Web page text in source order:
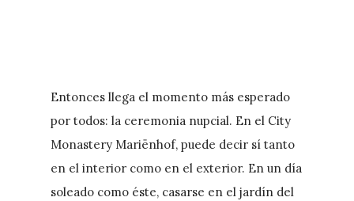
Entonces llega el momento más esperado
por todos: la ceremonia nupcial. En el City
Monastery Mariënhof, puede decir sí tanto
en el interior como en el exterior. En un día
soleado como éste, casarse en el jardín del